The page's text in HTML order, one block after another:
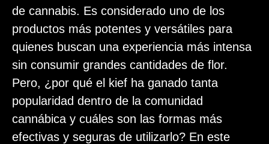
de cannabis. Es considerado uno de los
productos más potentes y versátiles para
quienes buscan una experiencia más intensa
sin consumir grandes cantidades de flor.
Pero, ¿por qué el kief ha ganado tanta
popularidad dentro de la comunidad
cannábica y cuáles son las formas más
efectivas y seguras de utilizarlo? En este